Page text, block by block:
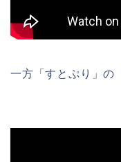
一方「すとぷり」の